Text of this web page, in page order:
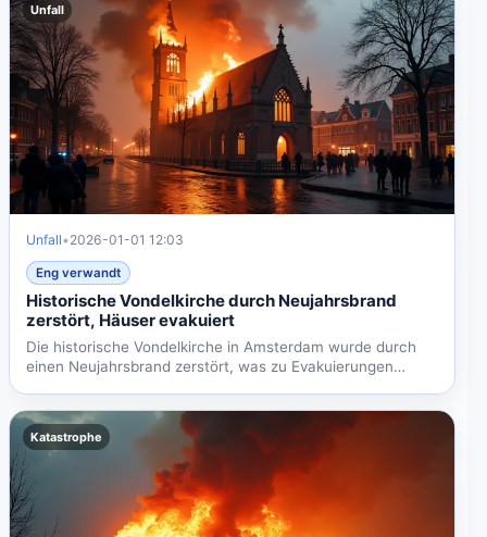
Unfall
Unfall• 2026-01-01 12:03
Eng verwandt
Historische Vondelkirche durch Neujahrsbrand
zerstört, Häuser evakuiert
Die historische Vondelkirche in Amsterdam wurde durch
einen Neujahrsbrand zerstört, was zu Evakuierungen
Katastrophe